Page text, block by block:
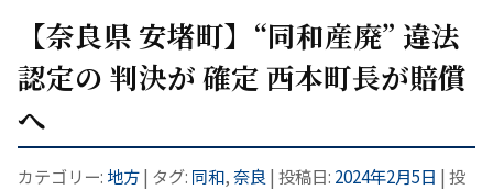
【奈良県 安堵町】“同和産廃” 違法
認定の 判決が 確定 西本町長が賠償
へ
カテゴリー: 地方| タグ: 同和,奈良 | 投稿日: 2024年2月5日 | 投